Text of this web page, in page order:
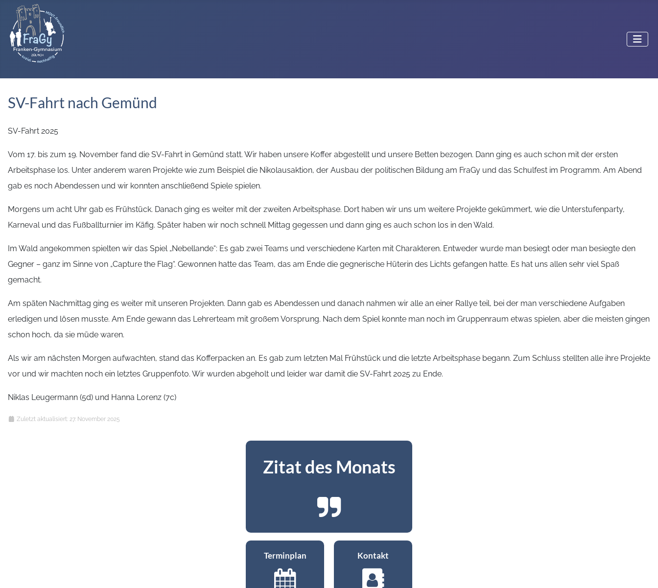
SV-Fahrt nach Gemünd
SV-Fahrt 2025
Vom 17. bis zum 19. November fand die SV-Fahrt in Gemünd statt. Wir haben unsere Koffer abgestellt und unsere Betten bezogen. Dann ging es auch schon mit der ersten
Arbeitsphase los. Unter anderem waren Projekte wie zum Beispiel die Nikolausaktion, der Ausbau der politischen Bildung am FraGy und das Schulfest im Programm. Am Abend
gab es noch Abendessen und wir konnten anschließend Spiele spielen.
Morgens um acht Uhr gab es Frühstück. Danach ging es weiter mit der zweiten Arbeitsphase. Dort haben wir uns um weitere Projekte gekümmert, wie die Unterstufenparty,
Karneval und das Fußballturnier im Käfig. Später haben wir noch schnell Mittag gegessen und dann ging es auch schon los in den Wald.
Im Wald angekommen spielten wir das Spiel „Nebellande“: Es gab zwei Teams und verschiedene Karten mit Charakteren. Entweder wurde man besiegt oder man besiegte den
Gegner – ganz im Sinne von „Capture the Flag“. Gewonnen hatte das Team, das am Ende die gegnerische Hüterin des Lichts gefangen hatte. Es hat uns allen sehr viel Spaß
gemacht.
Am späten Nachmittag ging es weiter mit unseren Projekten. Dann gab es Abendessen und danach nahmen wir alle an einer Rallye teil, bei der man verschiedene Aufgaben
erledigen und lösen musste. Am Ende gewann das Lehrerteam mit großem Vorsprung. Nach dem Spiel konnte man noch im Gruppenraum etwas spielen, aber die meisten gingen
schon hoch, da sie müde waren.
Als wir am nächsten Morgen aufwachten, stand das Kofferpacken an. Es gab zum letzten Mal Frühstück und die letzte Arbeitsphase begann. Zum Schluss stellten alle ihre Projekte
vor und wir machten noch ein letztes Gruppenfoto. Wir wurden abgeholt und leider war damit die SV-Fahrt 2025 zu Ende.
Niklas Leugermann (5d) und Hanna Lorenz (7c)
Details
Zuletzt aktualisiert: 27. November 2025
Zitat des Monats
Terminplan Kontakt